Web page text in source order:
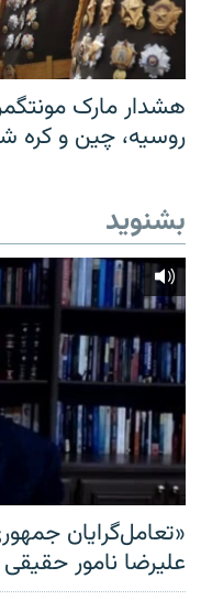
هشدار مارک
روسیه، چین و کره
بشنوید
«تعامل‌گرایان
علیرضا نامور حقیقی